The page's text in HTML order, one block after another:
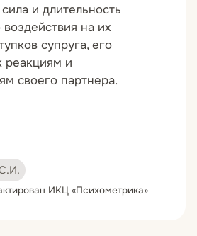
и длительность
воздействия на их
супруга, его
реакциям и
своего партнера.
ИКЦ «Психометрика»